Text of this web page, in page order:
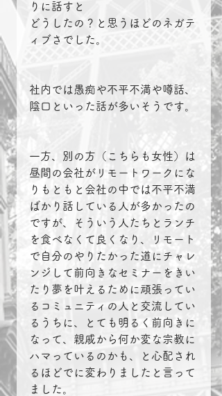
りに話すと
どうしたの？と思うほどのネガテ
ィブさでした。
社内では愚痴や不平不満や噂話、
陰口といった話が多いそうです。
一方、別の方（こちらも女性）は
昼間の会社がリモートワークにな
りもともと会社の中では不平不満
ばかり話している人が多かったの
ですが、そういう人たちとランチ
を食べなくて良くなり、リモート
で自分のやりたかった道にチャレ
ンジして前向きなセミナーをきい
たり夢を叶えるために頑張ってい
るコミュニティの人と交流してい
るうちに、とても明るく前向きに
なって、親戚から何か変な宗教に
ハマっているのかも、と心配され
るほどでに変わりましたと言って
ました。